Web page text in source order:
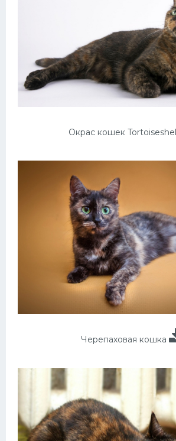
Окрас кошек Tortoiseshell
Черепаховая кошка